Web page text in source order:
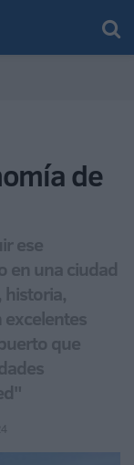
de
ese
en una ciudad
historia,
que